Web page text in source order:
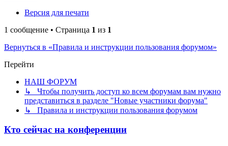
Версия для печати
1 сообщение • Страница 1 из 1
Вернуться в «Правила и инструкции пользования форумом»
Перейти
НАШ ФОРУМ
↳ Чтобы получить доступ ко всем форумам вам нужно
представиться в разделе "Новые участники форума"
↳ Правила и инструкции пользования форумом
Кто сейчас на конференции